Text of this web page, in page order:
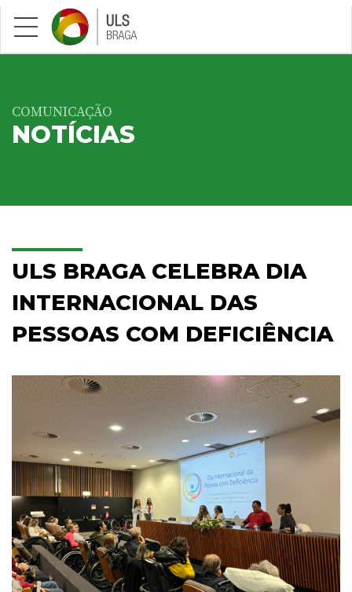
Saltar para conteúdo principal
COMUNICAÇÃO
NOTÍCIAS
ULS BRAGA CELEBRA DIA
INTERNACIONAL DAS
PESSOAS COM DEFICIÊNCIA